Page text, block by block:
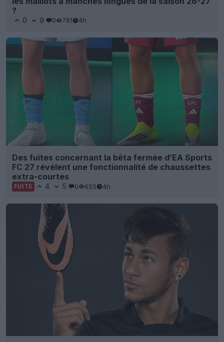
?
0 9 0 781 4h
Des fuites concernant la bêta fermée d’EA Sports
FC 27 révèlent une fonctionnalité de chaussettes
extra-courtes
FUITE 4 5 0 655 4h